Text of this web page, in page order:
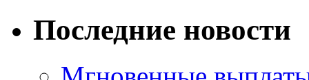
Последние новости